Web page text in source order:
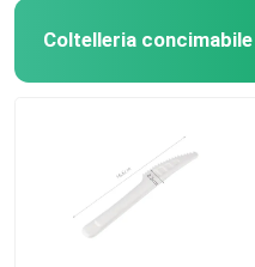
Coltelleria concimabile